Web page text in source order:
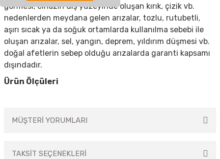
görmesi, cihazın dış yüzeyinde oluşan kırık, çizik vb.
nedenlerden meydana gelen arızalar, tozlu, rutubetli,
aşırı sıcak ya da soğuk ortamlarda kullanılma sebebi ile
oluşan arızalar, sel, yangın, deprem, yıldırım düşmesi vb.
doğal afetlerin sebep olduğu arızalarda garanti kapsamı
dışındadır.
Ürün Ölçüleri
MÜŞTERİ YORUMLARI
TAKSİT SEÇENEKLERİ